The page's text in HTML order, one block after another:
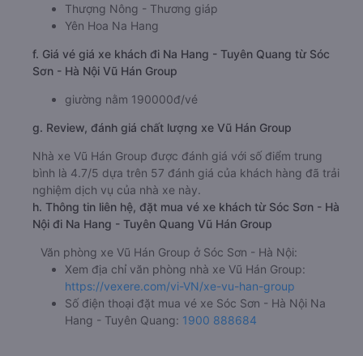
Thượng Nông - Thương giáp
Yên Hoa Na Hang
f. Giá vé giá xe khách đi Na Hang - Tuyên Quang từ Sóc
Sơn - Hà Nội Vũ Hán Group
giường nằm 190000đ/vé
g. Review, đánh giá chất lượng xe Vũ Hán Group
Nhà xe Vũ Hán Group được đánh giá với số điểm trung
bình là 4.7/5 dựa trên 57 đánh giá của khách hàng đã trải
nghiệm dịch vụ của nhà xe này.
h. Thông tin liên hệ, đặt mua vé xe khách từ Sóc Sơn - Hà
Nội đi Na Hang - Tuyên Quang Vũ Hán Group
Văn phòng xe Vũ Hán Group ở Sóc Sơn - Hà Nội:
Xem địa chỉ văn phòng nhà xe Vũ Hán Group:
https://vexere.com/vi-VN/xe-vu-han-group
Số điện thoại đặt mua vé xe Sóc Sơn - Hà Nội Na
Hang - Tuyên Quang: 1900 888684